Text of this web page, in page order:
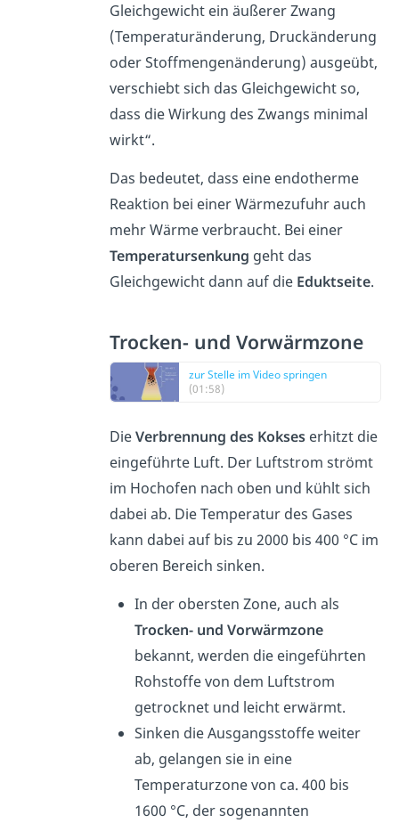
Gleichgewicht ein äußerer Zwang
(Temperaturänderung, Druckänderung
oder Stoffmengenänderung) ausgeübt,
verschiebt sich das Gleichgewicht so,
dass die Wirkung des Zwangs minimal
wirkt“.
Das bedeutet, dass eine endotherme
Reaktion bei einer Wärmezufuhr auch
mehr Wärme verbraucht. Bei einer
Temperatursenkung geht das
Gleichgewicht dann auf die Eduktseite.
Trocken- und Vorwärmzone
zur Stelle im Video springen
(01:58)
DieVerbrennung des Kokseserhitzt die
eingeführte Luft. Der Luftstrom strömt
im Hochofen nach oben und kühlt sich
dabei ab. Die Temperatur des Gases
kann dabei auf bis zu 2000 bis 400 °C im
oberen Bereich sinken.
In der obersten Zone, auch als
Trocken- und Vorwärmzone
bekannt, werden die eingeführten
Rohstoffe von dem Luftstrom
getrocknet und leicht erwärmt.
Sinken die Ausgangsstoffe weiter
ab, gelangen sie in eine
Temperaturzone von ca. 400 bis
1600 °C, der sogenannten